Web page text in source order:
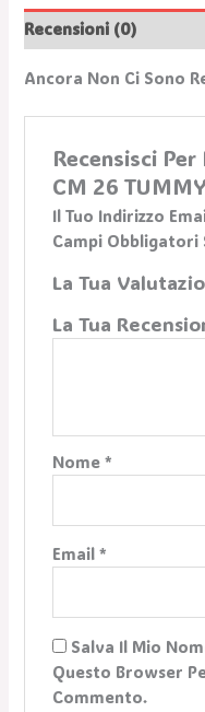
Recensioni (0)
Ancora Non Ci Sono
Recensisci
CM 26
Il Tuo Indirizzo
Campi Obbligatori
La Tua
La Tua
Nome *
Email *
Salva Il Mio
Questo Browser
Commento.